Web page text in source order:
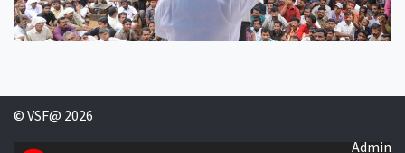
© VSF@ 2026
Admin